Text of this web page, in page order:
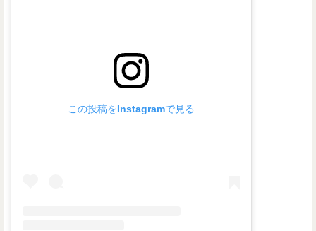
この投稿をInstagramで見る